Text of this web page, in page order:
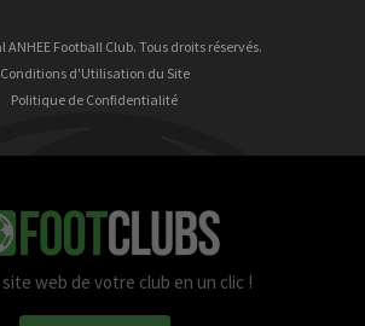
ANHEE Football Club. Tous droits réservés.
Conditions d'Utilisation du Site
Politique de Confidentialité
site web de votre club en un clic !